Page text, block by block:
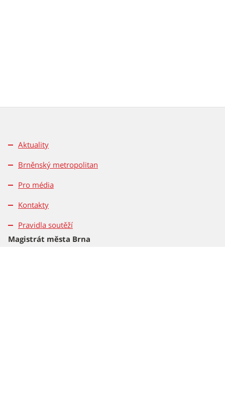
Aktuality
Brněnský metropolitan
Pro média
Kontakty
Pravidla soutěží
Magistrát města Brna